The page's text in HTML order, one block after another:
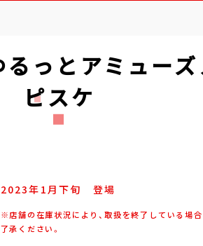
っとアミュー
ピスケ
2023年 1月下旬 登場
※店舗の在庫状況により、取扱を終了している場
了承ください。